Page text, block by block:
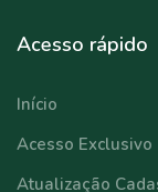
Acesso rápido
Início
Acesso Exclusivo
Atualização